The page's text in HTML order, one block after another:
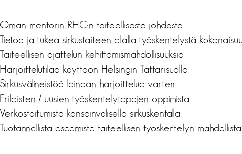
Oman mentorin RHC:n taiteellisesta johdosta
Tietoa ja tukea sirkustaiteen alalla työskentelystä
Taiteellisen ajattelun kehittämismahdollisuuksia
Harjoittelutilaa käyttöön Helsingin Tattarisuolla
Sirkusvälineistöä lainaan harjoittelua varten
Erilaisten / uusien työskentelytapojen oppimista
Verkostoitumista kansainvälisellä sirkuskentällä
Tuotannollista osaamista taiteellisen työskentelyn